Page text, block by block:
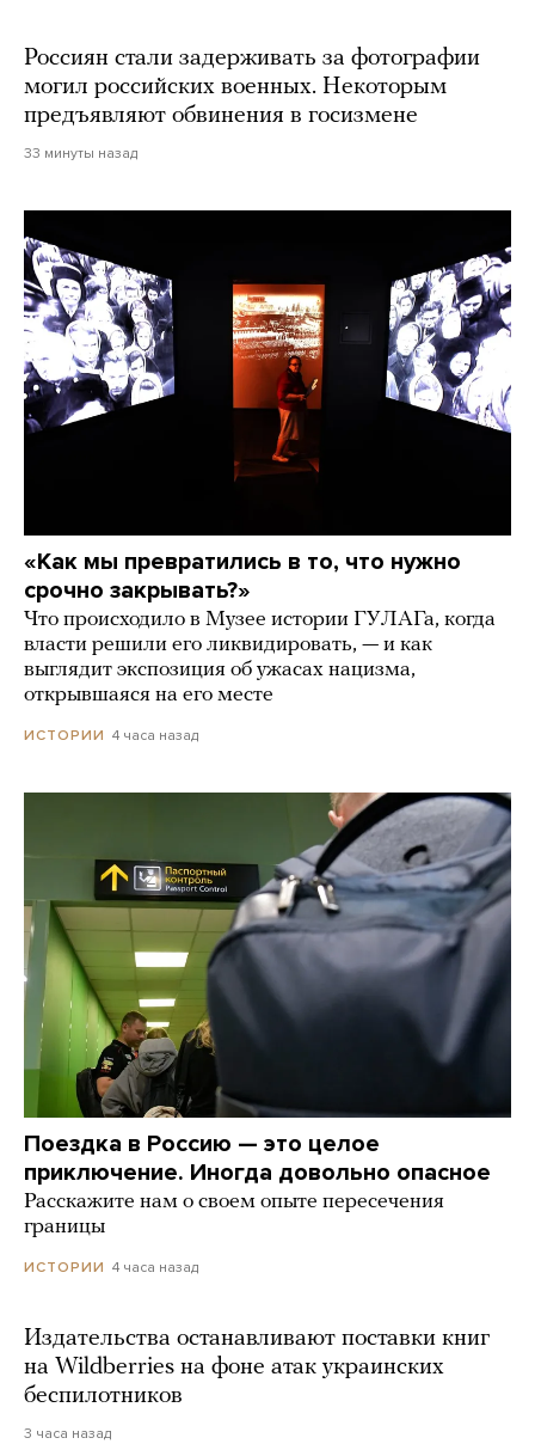
Россиян стали задерживать за фотографии
могил российских военных. Некоторым
предъявляют обвинения в госизмене
33 минуты назад
«Как мы превратились в то, что нужно
срочно закрывать?»
Что происходило в Музее истории ГУЛАГа, когда
власти решили его ликвидировать, — и как
выглядит экспозиция об ужасах нацизма,
открывшаяся на его месте
ИСТОРИИ 4 часа назад
Поездка в Россию — это целое
приключение. Иногда довольно опасное
Расскажите нам о своем опыте пересечения
границы
ИСТОРИИ 4 часа назад
Издательства останавливают поставки книг
на Wildberries на фоне атак украинских
беспилотников
3 часа назад